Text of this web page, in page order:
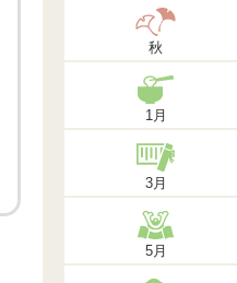
秋
1月
3月
5月